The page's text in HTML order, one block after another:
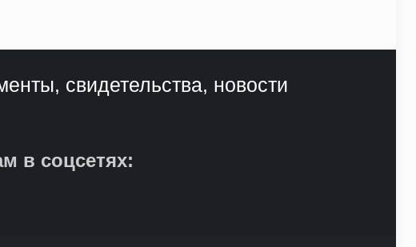
свидетельства, новости
в соцсетях: